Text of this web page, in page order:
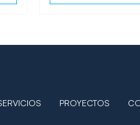
PROYECTOS